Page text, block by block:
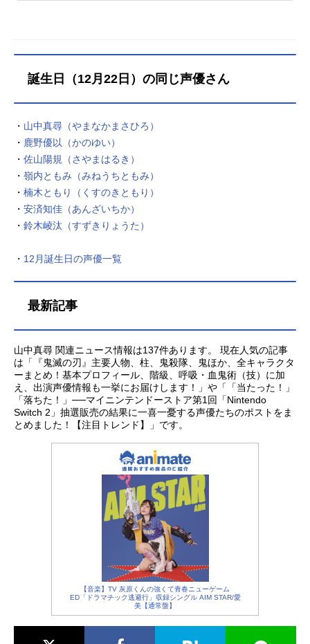
ーション制作：GRIZZLY主題歌「To
uchY...
『刀剣乱舞ONLINE』のあらすじ、キ
ャスト声優、スタッフ、オススメ記
事をご紹介！
誕生日（12月22日）の同じ声優さん
・ 山中真尋（やまなかまさひろ）
・ 鹿野優以（かのゆい）
・ 佐山陽規（さやまはるき）
・ 嶺内ともみ（みねうちともみ）
・ 楠木ともり（くすのきともり）
・ 安済知佳（あんざいちか）
・ 鈴木崚汰（すずきりょうた）
・ 12月誕生日の声優一覧
最新記事
山中真尋 関連ニュース情報は137件あります。 現在人気の記事
は「『鬼滅の刃』主要人物、柱、鬼殺隊、鬼ほか、全キャラクタ
ーまとめ！基本プロフィール、階級、呼吸・血鬼術（技）に加
え、出演声優情報も一挙にお届けします！」や「「当たった！」
「落ちた！」──マイニンテンドーストア第1回「Nintendo
Switch 2」抽選販売の結果に一喜一憂する声優たちのポストをま
とめました！【注目トレンド】」です。
【音楽】TV 灰原くんの強くて青春ニューゲーム
ED「ドラマチック逃避行」収録シングル AIM STAR/愛
美【通常盤】